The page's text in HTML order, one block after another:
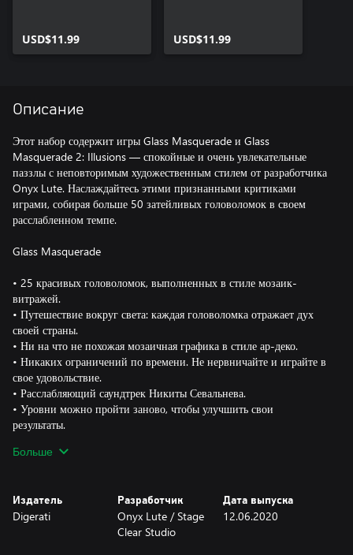
USD$11.99 USD$11.99
Описание
Этот набор содержит игры Glass Masquerade и Glass
Masquerade 2: Illusions — спокойные и очень увлекательные
паззлы с неповторимым художественным стилем от разработчика
Onyx Lute. Наслаждайтесь этими признанными критиками
играми, собирая больше 50 затейливых головоломок в своем
расслабленном темпе.
Glass Masquerade
• 25 красивых головоломок, выполненных в стиле мозаик-
витражей.
• Путешествие вокруг света: каждая головоломка отражает дух
своей страны.
• Ни на что не похожая мозаичная графика в стиле ар-деко.
• Никаких ограничений по времени. Не нервничайте и играйте в
свое удовольствие.
• Расслабляющий саундтрек Никиты Севальнева.
• Уровни можно пройти заново, чтобы улучшить свои
результаты.
PS4 и Xbox One.
традиционный и упрощенный китайский, французский и
японский.
Больше
Издатель
Digerati
Разработчик
Onyx Lute / Stage
Clear Studio
Дата выпуска
12.06.2020